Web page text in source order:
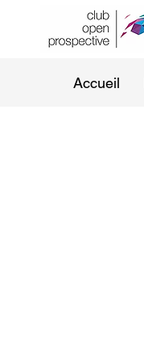
Accueil